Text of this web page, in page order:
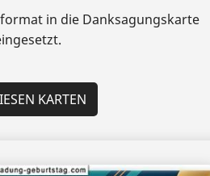
in die Danksagungskarte
KARTEN